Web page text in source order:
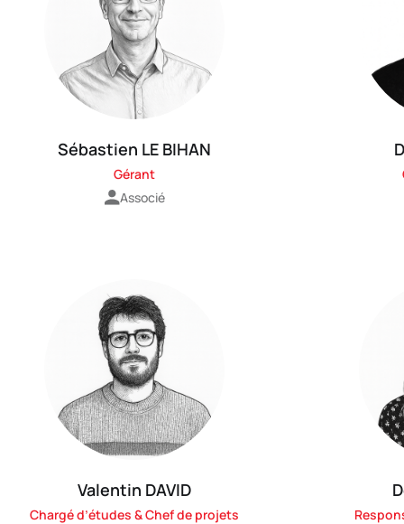
Sébastien LE BIHAN
Gérant
Associé
Valentin DAVID
Chargé d’études & Chef de projets